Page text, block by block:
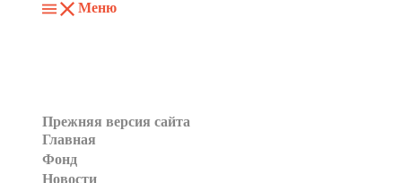
Меню
Прежняя версия сайта
Главная
Фонд
Новости